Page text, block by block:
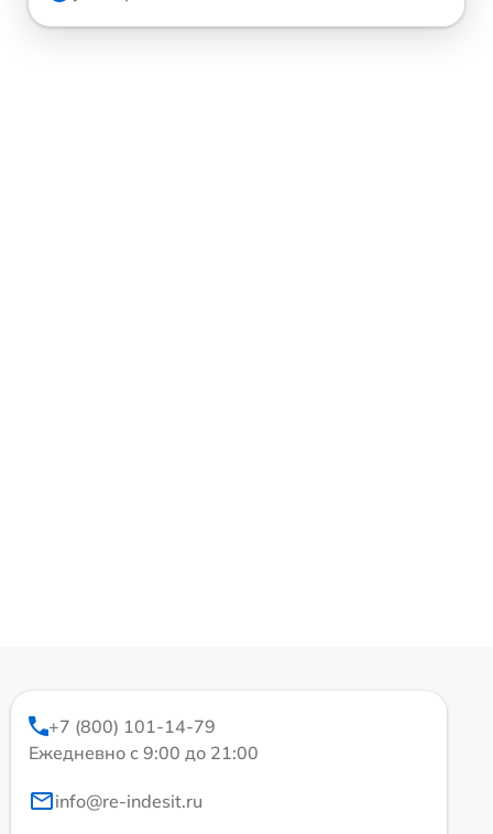
+7 (800) 101-14-79
Ежедневно с 9:00 до 21:00
info@re-indesit.ru